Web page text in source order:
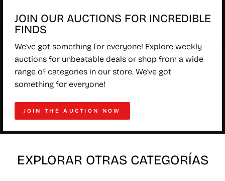
JOIN OUR AUCTIONS FOR INCREDIBLE
FINDS
We’ve got something for everyone! Explore weekly
auctions for unbeatable deals or shop from a wide
range of categories in our store. We’ve got
something for everyone!
JOIN THE AUCTION NOW
EXPLORAR OTRAS CATEGORÍAS